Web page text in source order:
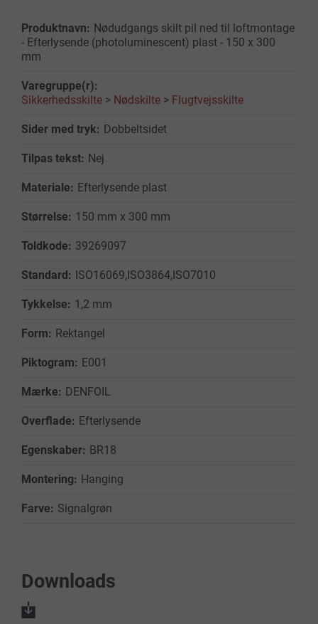
Nødudgangs skilt pil ned til loftmontage
- Efterlysende (photoluminescent) plast - 150 x 300
mm
Sikkerhedsskilte > Nødskilte > Flugtvejsskilte
Dobbeltsidet
Nej
Efterlysende plast
150 mm x 300 mm
39269097
ISO16069,ISO3864,ISO7010
1,2 mm
Rektangel
E001
DENFOIL
Efterlysende
BR18
Hanging
Signalgrøn
Downloads